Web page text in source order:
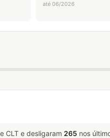
até 06/2026
CLT e desligaram 265 nos